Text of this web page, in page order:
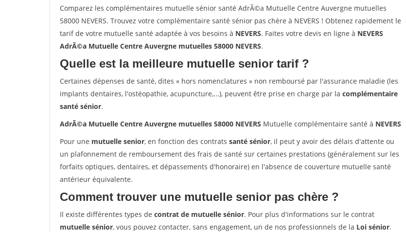
Comparez les complémentaires mutuelle sénior santé AdrÃ©a Mutuelle Centre Auvergne mutuelles
58000 NEVERS. Trouvez votre complémentaire santé sénior pas chère à NEVERS ! Obtenez rapidement le
tarif de votre mutuelle santé adaptée à vos besoins à NEVERS. Faites votre devis en ligne à NEVERS
AdrÃ©a Mutuelle Centre Auvergne mutuelles 58000 NEVERS.
Quelle est la meilleure mutuelle senior tarif ?
Certaines dépenses de santé, dites « hors nomenclatures » non remboursé par l'assurance maladie (les
implants dentaires, l'ostéopathie, acupuncture,...), peuvent être prise en charge par la complémentaire
santé sénior.
AdrÃ©a Mutuelle Centre Auvergne mutuelles 58000 NEVERS Mutuelle complémentaire santé à NEVERS
Pour une mutuelle senior, en fonction des contrats santé sénior, il peut y avoir des délais d'attente ou
un plafonnement de remboursement des frais de santé sur certaines prestations (généralement sur les
forfaits optiques, dentaires, et dépassements d'honoraire) en l'absence de couverture mutuelle santé
antérieur équivalente.
Comment trouver une mutuelle senior pas chère ?
Il existe différentes types de contrat de mutuelle sénior. Pour plus d'informations sur le contrat
mutuelle sénior, vous pouvez contacter, sans engagement, un de nos professionnels de la Loi sénior.